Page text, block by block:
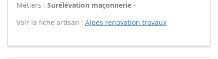
Métiers : Surélévation maçonnerie -
Voir la fiche artisan : Alpes renovation travaux